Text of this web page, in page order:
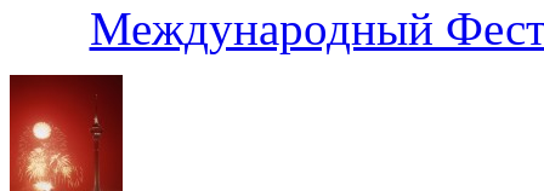
Международный